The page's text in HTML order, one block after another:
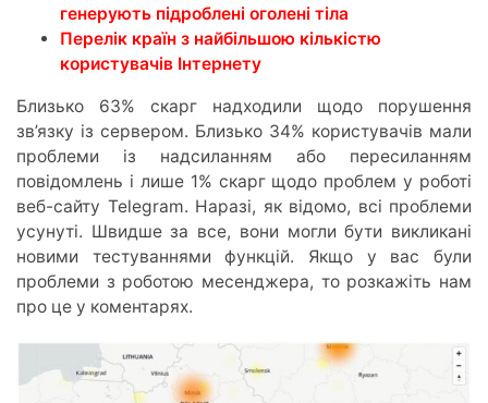
генерують підроблені оголені тіла
Перелік країн з найбільшою кількістю
користувачів Інтернету
Близько 63% скарг надходили щодо порушення
зв’язку із сервером. Близько 34% користувачів мали
проблеми із надсиланням або пересиланням
повідомлень і лише 1% скарг щодо проблем у роботі
веб-сайту Telegram. Наразі, як відомо, всі проблеми
усунуті. Швидше за все, вони могли бути викликані
новими тестуваннями функцій. Якщо у вас були
проблеми з роботою месенджера, то розкажіть нам
про це у коментарях.